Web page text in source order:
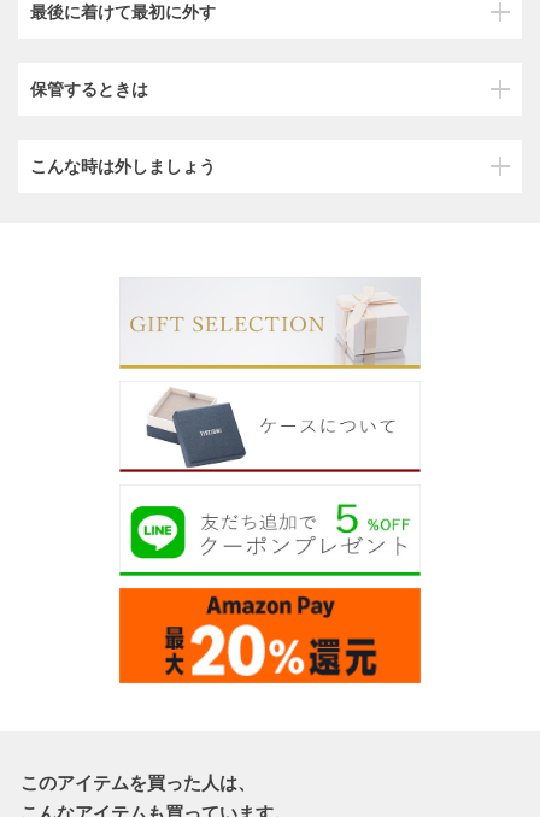
最後に着けて最初に外す
保管するときは
こんな時は外しましょう
このアイテムを買った人は、
こんなアイテムも買っています。